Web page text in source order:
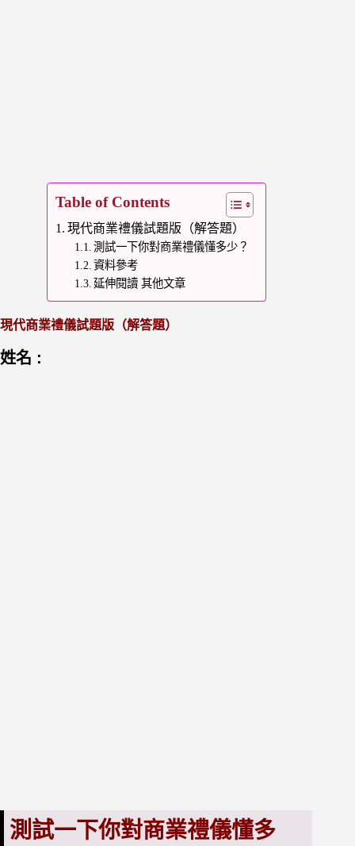
Table of Contents
現代商業禮儀試題版（解答題）
測試一下你對商業禮儀懂多少？
資料參考
延伸閱讀 其他文章
現代商業禮儀試題版（解答題）
姓名 :
測試一下你對商業禮儀懂多